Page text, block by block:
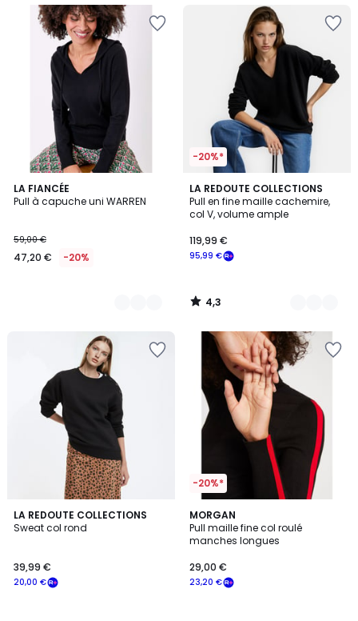
LA FIANCÉE
Pull à capuche uni WARREN
59,00 €
47,20 € -20%
3
Couleurs
-20%*
LA REDOUTE COLLECTIONS
Pull en fine maille cachemire,
col V, volume ample
95,99 €
119,99 €
4,3
/ 5
2
Couleurs
4,3
/
LA REDOUTE COLLECTIONS
Sweat col rond
20,00 €
39,99 €
4,5
/ 5
-20%*
MORGAN
Pull maille fine col roulé
manches longues
23,20 €
29,00 €
4,8
/ 5
2
Couleurs